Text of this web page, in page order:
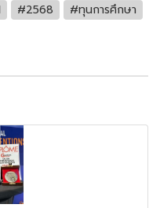
#2568
#ทุนการศึกษา